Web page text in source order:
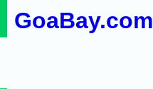
GoaBay.com